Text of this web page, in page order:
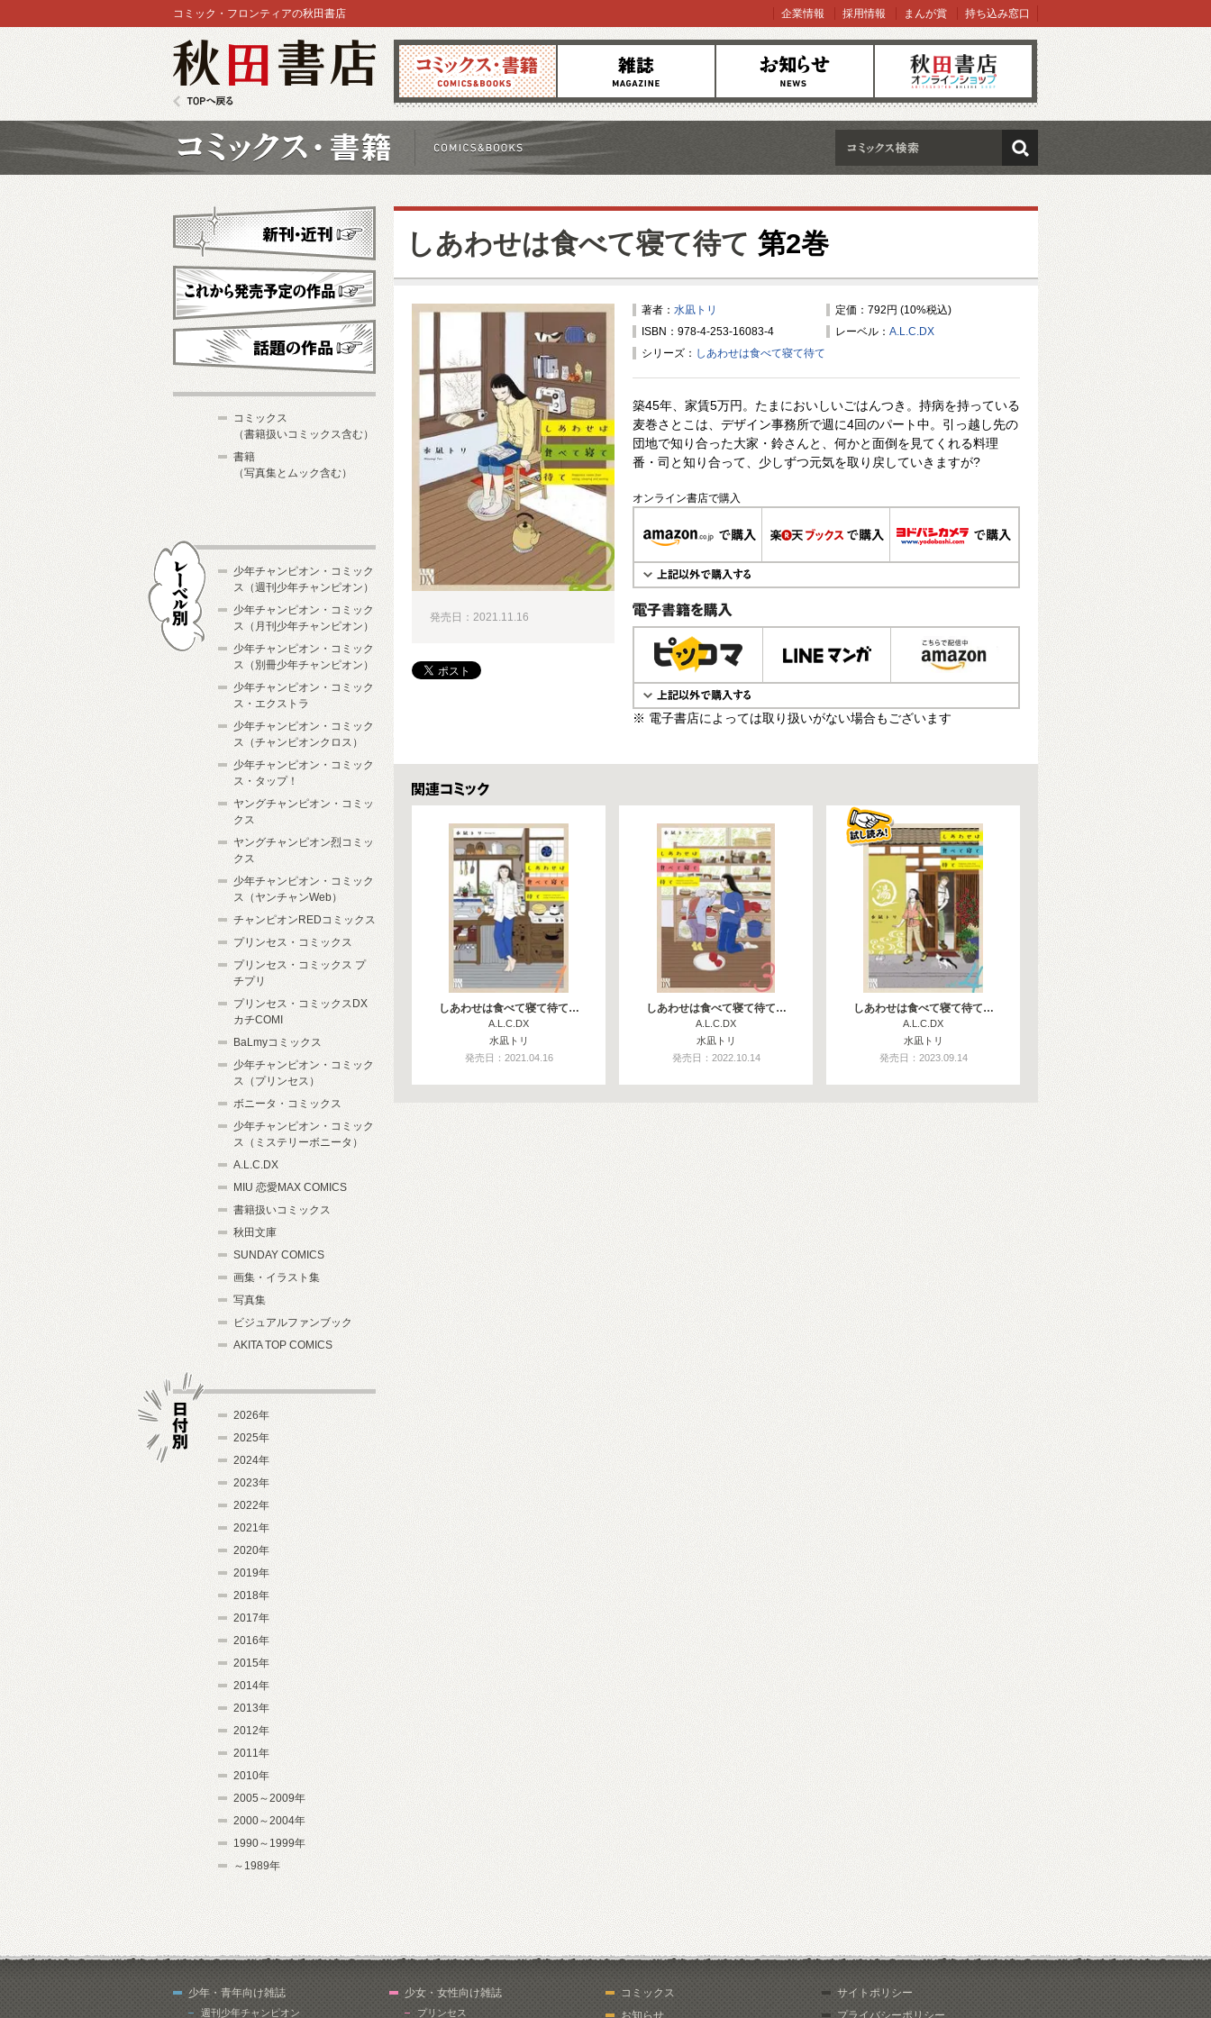
コミックス 雑誌 お知らせ オンラインショップ
コミック・フロンティアの秋田書店 企業情報 採用情報 まんが賞 持ち込み窓口
検索
しあわせは食べて寝て待て 第2巻
著者： 水凪トリ
定価：792円 (10%税込)
ISBN：978-4-253-16083-4
レーベル： A.L.C.DX
シリーズ： しあわせは食べて寝て待て
築45年、家賃5万円。たまにおいしいごはんつき。持病を持っている
麦巻さとこは、デザイン事務所で週に4回のパート中。引っ越し先の
団地で知り合った大家・鈴さんと、何かと面倒を見てくれる料理
番・司と知り合って、少しずつ元気を取り戻していきますが?
オンライン書店で購入
電子書籍で購入
※ 電子書店によっては取り扱いがない場合もございます
発売日：2021.11.16
関連コミックス
しあわせは食べて寝て待て…
A.L.C.DX
水凪トリ
発売日：2021.04.16
しあわせは食べて寝て待て…
A.L.C.DX
水凪トリ
発売日：2022.10.14
しあわせは食べて寝て待て…
A.L.C.DX
水凪トリ
発売日：2023.09.14
新刊・近刊
これから発売予定
コミックス
（書籍扱いコミックス含む）
書籍
（写真集とムック含む）
少年チャンピオン・コミック
ス（週刊少年チャンピオン）
少年チャンピオン・コミック
ス（月刊少年チャンピオン）
少年チャンピオン・コミック
ス（別冊少年チャンピオン）
少年チャンピオン・コミック
ス・エクストラ
少年チャンピオン・コミック
ス（チャンピオンクロス）
少年チャンピオン・コミック
ス・タップ！
ヤングチャンピオン・コミッ
クス
ヤングチャンピオン烈コミッ
クス
少年チャンピオン・コミック
ス（ヤンチャンWeb）
チャンピオンREDコミックス
プリンセス・コミックス
プリンセス・コミックス プ
チプリ
プリンセス・コミックスDX
カチCOMI
BaLmyコミックス
少年チャンピオン・コミック
ス（プリンセス）
ボニータ・コミックス
少年チャンピオン・コミック
ス（ミステリーボニータ）
A.L.C.DX
MIU 恋愛MAX COMICS
書籍扱いコミックス
秋田文庫
SUNDAY COMICS
画集・イラスト集
写真集
ビジュアルファンブック
AKITA TOP COMICS
2026年
2025年
2024年
2023年
2022年
2021年
2020年
2019年
2018年
2017年
2016年
2015年
2014年
2013年
2012年
2011年
2010年
2005～2009年
2000～2004年
1990～1999年
～1989年
少年・青年向け雑誌
週刊少年チャンピオン
少女・女性向け雑誌
プリンセス
コミックス
お知らせ
サイトポリシー
プライバシーポリシー